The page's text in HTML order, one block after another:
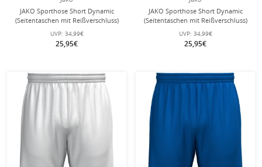
JAKO Sporthose Short Dynamic
(Seitentaschen mit Reißverschluss)
kurz schwarz Kinder
UVP: 34,99€
25,95€
JAKO Sporthose Short Dynamic
(Seitentaschen mit Reißverschluss)
kurz marineblau Kinder
UVP: 34,99€
25,95€